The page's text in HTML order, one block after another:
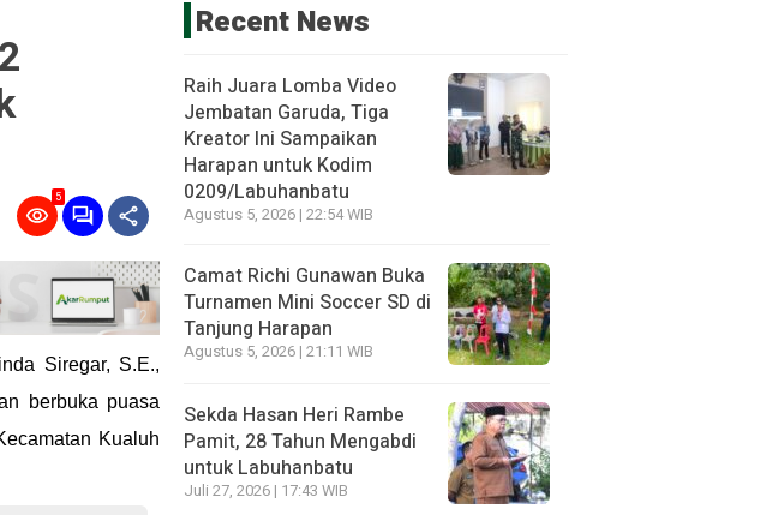
5
Siregar, S.E.,
berbuka puasa
Kualuh
Recent News
Raih Juara Lomba Video
Jembatan Garuda, Tiga
Kreator Ini Sampaikan
Harapan untuk Kodim
0209/Labuhanbatu
Agustus 5, 2026 | 22:54 WIB
Camat Richi Gunawan Buka
Turnamen Mini Soccer SD di
Tanjung Harapan
Agustus 5, 2026 | 21:11 WIB
Sekda Hasan Heri Rambe
Pamit, 28 Tahun Mengabdi
untuk Labuhanbatu
Juli 27, 2026 | 17:43 WIB